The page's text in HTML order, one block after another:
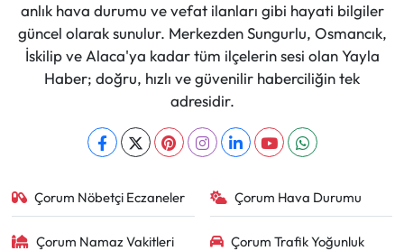
anlık hava durumu ve vefat ilanları gibi hayati bilgiler
güncel olarak sunulur. Merkezden Sungurlu, Osmancık,
İskilip ve Alaca'ya kadar tüm ilçelerin sesi olan Yayla
Haber; doğru, hızlı ve güvenilir haberciliğin tek
adresidir.
Çorum Nöbetçi Eczaneler Çorum Hava Durumu
Çorum Namaz Vakitleri
Çorum Trafik Yoğunluk